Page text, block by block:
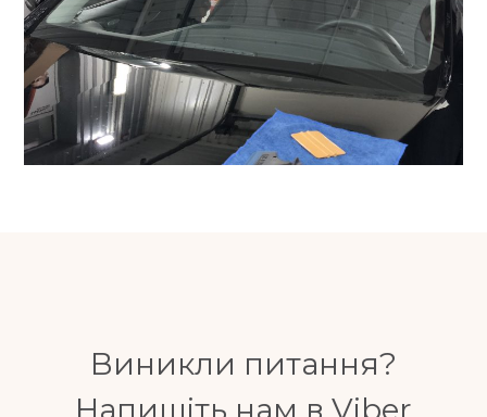
Виникли питання?
Напишіть нам в Viber